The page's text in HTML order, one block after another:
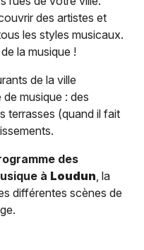
des artistes et
les styles musicaux.
la musique !
de la ville
musique : des
terrasses (quand il fait
des
à Loudun, la
différentes scènes de